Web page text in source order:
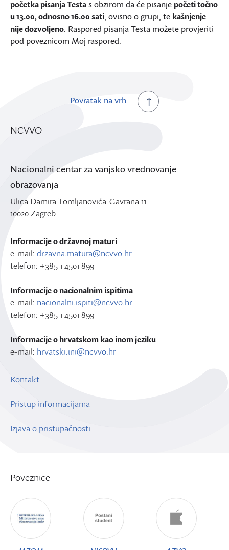
početka pisanja Testas obzirom da će pisanjepočeti točno
u 13.00, odnosno 16.00 sati, ovisno o grupi, te kašnjenje
nije dozvoljeno. Raspored pisanja Testa možete provjeriti
pod poveznicom Moj raspored.
Povratak na vrh
NCVVO
Nacionalni centar za vanjsko vrednovanje
obrazovanja
Ulica Damira Tomljanovića-Gavrana 11
10020 Zagreb
Informacije o državnoj maturi
e-mail: drzavna.matura@ncvvo.hr
telefon: +385 1 4501 899
Informacije o nacionalnim ispitima
e-mail: nacionalni.ispiti@ncvvo.hr
telefon: +385 1 4501 899
Informacije o hrvatskom kao inom jeziku
e-mail: hrvatski.ini@ncvvo.hr
Kontakt
Pristup informacijama
Izjava o pristupačnosti
Poveznice